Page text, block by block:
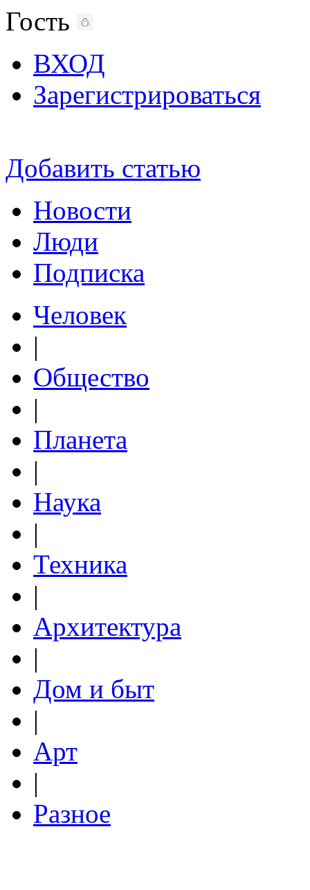
Гость
ВХОД
Зарегистрироваться
Добавить статью
Новости
Люди
Подписка
Человек
|
Общество
|
Планета
|
Наука
|
Техника
|
Архитектура
|
Дом и быт
|
Арт
|
Разное